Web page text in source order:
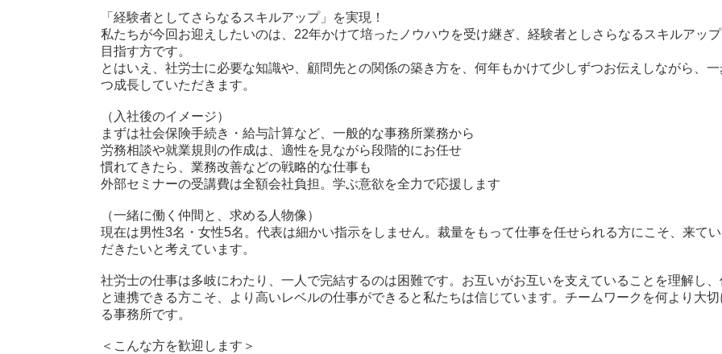
「経験者としてさらなるスキルアップ」を実現！
私たちが今回お迎えしたいのは、22年かけて培ったノウハウを受け継ぎ、経験者としさらなるスキルアッ
目指す方です。
とはいえ、社労士に必要な知識や、顧問先との関係の築き方を、何年もかけて少しずつお伝えしながら、
つ成長していただきます。
（入社後のイメージ）
まずは社会保険手続き・給与計算など、一般的な事務所業務から
労務相談や就業規則の作成は、適性を見ながら段階的にお任せ
慣れてきたら、業務改善などの戦略的な仕事も
外部セミナーの受講費は全額会社負担。学ぶ意欲を全力で応援します
（一緒に働く仲間と、求める人物像）
現在は男性3名・女性5名。代表は細かい指示をしません。裁量をもって仕事を任せられる方にこそ、来てい
だきたいと考えています。
社労士の仕事は多岐にわたり、一人で完結するのは困難です。お互いがお互いを支えていることを理解し、
と連携できる方こそ、より高いレベルの仕事ができると私たちは信じています。チームワークを何より大切
る事務所です。
＜こんな方を歓迎します＞